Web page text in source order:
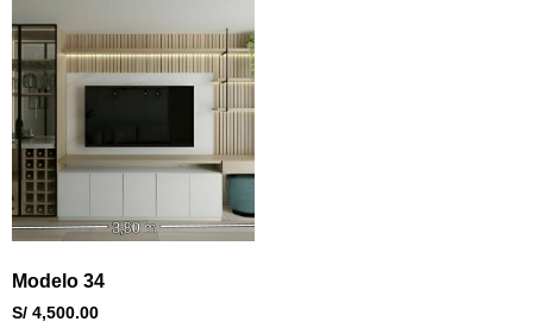
Modelo 34
S/ 4,500.00